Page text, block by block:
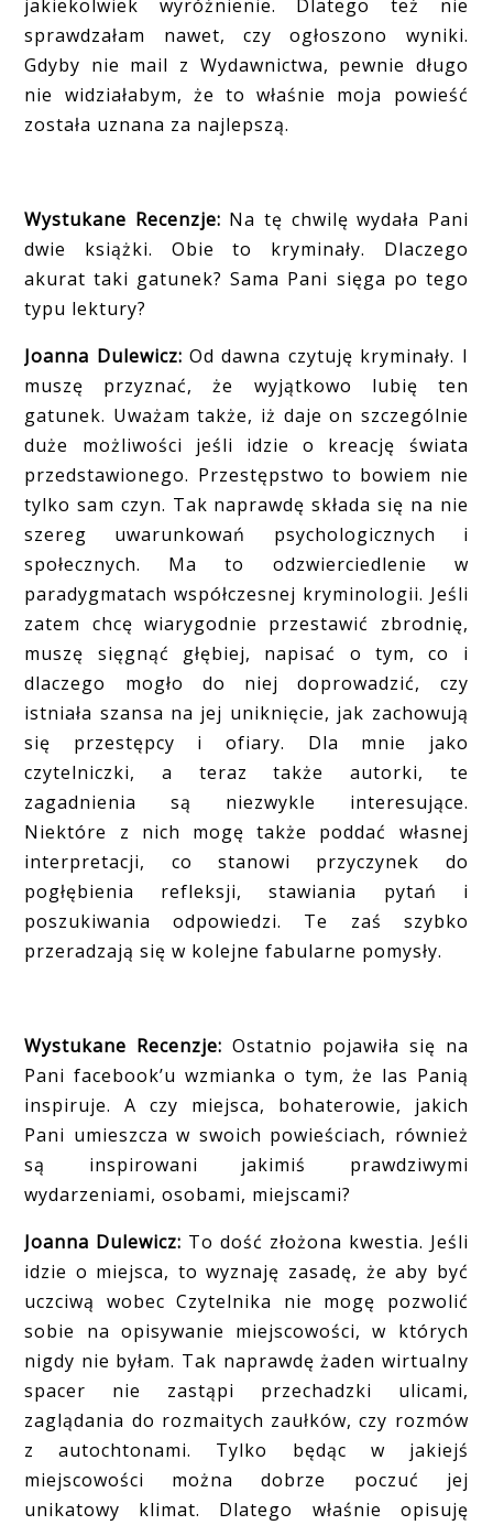
jakiekolwiek wyróżnienie. Dlatego też nie
sprawdzałam nawet, czy ogłoszono wyniki.
Gdyby nie mail z Wydawnictwa, pewnie długo
nie widziałabym, że to właśnie moja powieść
została uznana za najlepszą.
Wystukane Recenzje: Na tę chwilę wydała Pani
dwie książki. Obie to kryminały. Dlaczego
akurat taki gatunek? Sama Pani sięga po tego
typu lektury?
Joanna Dulewicz: Od dawna czytuję kryminały. I
muszę przyznać, że wyjątkowo lubię ten
gatunek. Uważam także, iż daje on szczególnie
duże możliwości jeśli idzie o kreację świata
przedstawionego. Przestępstwo to bowiem nie
tylko sam czyn. Tak naprawdę składa się na nie
szereg uwarunkowań psychologicznych i
społecznych. Ma to odzwierciedlenie w
paradygmatach współczesnej kryminologii. Jeśli
zatem chcę wiarygodnie przestawić zbrodnię,
muszę sięgnąć głębiej, napisać o tym, co i
dlaczego mogło do niej doprowadzić, czy
istniała szansa na jej uniknięcie, jak zachowują
się przestępcy i ofiary. Dla mnie jako
czytelniczki, a teraz także autorki, te
zagadnienia są niezwykle interesujące.
Niektóre z nich mogę także poddać własnej
interpretacji, co stanowi przyczynek do
pogłębienia refleksji, stawiania pytań i
poszukiwania odpowiedzi. Te zaś szybko
przeradzają się w kolejne fabularne pomysły.
Wystukane Recenzje: Ostatnio pojawiła się na
Pani facebook’u wzmianka o tym, że las Panią
inspiruje. A czy miejsca, bohaterowie, jakich
Pani umieszcza w swoich powieściach, również
są inspirowani jakimiś prawdziwymi
wydarzeniami, osobami, miejscami?
Joanna Dulewicz: To dość złożona kwestia. Jeśli
idzie o miejsca, to wyznaję zasadę, że aby być
uczciwą wobec Czytelnika nie mogę pozwolić
sobie na opisywanie miejscowości, w których
nigdy nie byłam. Tak naprawdę żaden wirtualny
spacer nie zastąpi przechadzki ulicami,
zaglądania do rozmaitych zaułków, czy rozmów
z autochtonami. Tylko będąc w jakiejś
miejscowości można dobrze poczuć jej
unikatowy klimat. Dlatego właśnie opisuję